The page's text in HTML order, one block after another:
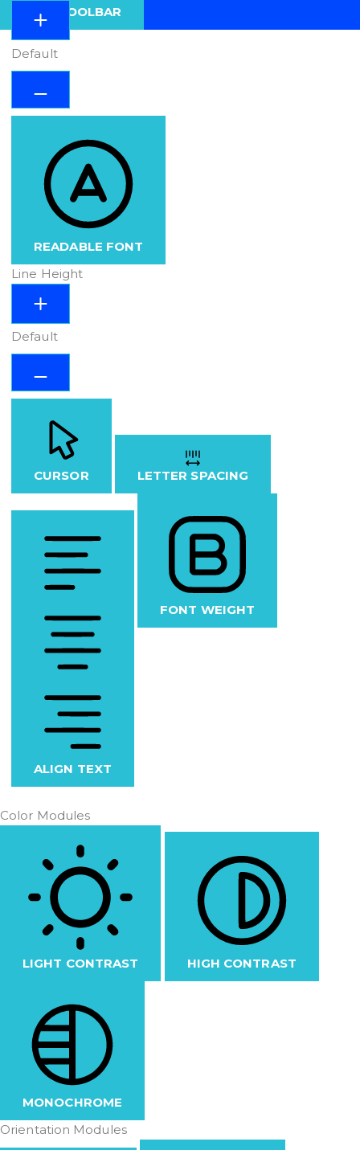
HIDE TOOLBAR
Default
READABLE FONT
Line Height
Default
CURSOR LETTER SPACING
ALIGN TEXT
FONT WEIGHT
Color Modules
LIGHT CONTRAST HIGH CONTRAST
MONOCHROME
Orientation Modules